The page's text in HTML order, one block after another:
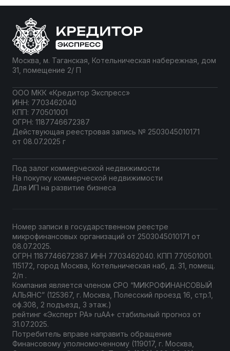
Москва, м. Таганская, Котельническая набережная, дом
31, помещение 2/ П
Под залог коммерческой недвижимости
На покупку коммерческой недвижимости
Для ИП на развитие бизнеса
ООО МКК «Кредитор Экспресс»
ИНН: 7703462040
КПП: 770501001
ОГРН: 1187746672387
Действующая реестровая запись № 2503045010171
от 08.07.2025 г
Номер записи в государственном реестре
микрофинансовых организаций от 2503045010171 от
08.07.2025.
ОГРН 1187746672387. ИНН 7703462040. КПП 770501001.
115172, город Москва, Котельническая наб, д. 31, помещ.
2/п .
Компания является членом СРО “МИКРОФИНАНСОВЫЙ
АЛЬЯНС” (125367, г. Москва, Полесский проезд 16, стр.1,
оф.308, 2 подъезд, 3 этаж.)
рейтинг «Эксперт РА» ruAА+ стабильный прогноз от
31.07.2025.
Потребитель вправе направить обращение
Финансовому уполномоченному (119017, г. Москва,